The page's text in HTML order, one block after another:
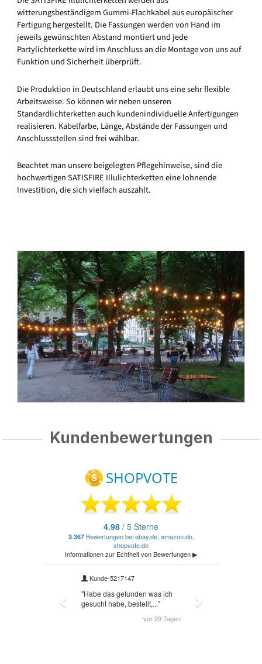
witterungsbeständigem Gummi-Flachkabel aus europäischer
Fertigung hergestellt. Die Fassungen werden von Hand im
jeweils gewünschten Abstand montiert und jede
Partylichterkette wird im Anschluss an die Montage von uns auf
Funktion und Sicherheit überprüft.
Die Produktion in Deutschland erlaubt uns eine sehr flexible
Arbeitsweise. So können wir neben unseren
Standardlichterketten auch kundenindividuelle Anfertigungen
realisieren. Kabelfarbe, Länge, Abstände der Fassungen und
Anschlussstellen sind frei wählbar.
Beachtet man unsere beigelegten Pflegehinweise, sind die
hochwertigen SATISFIRE Illulichterketten eine lohnende
Investition, die sich vielfach auszahlt.
Kundenbewertungen